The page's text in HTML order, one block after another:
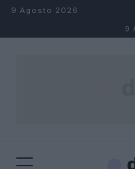
Salta al contenuto
9 Agosto 2026
9